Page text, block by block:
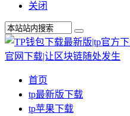
关闭
首页
tp最新版下载
tp苹果下载